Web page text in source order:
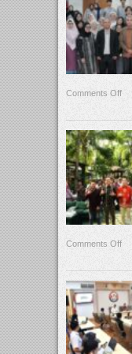
Comments Off
Comments Off